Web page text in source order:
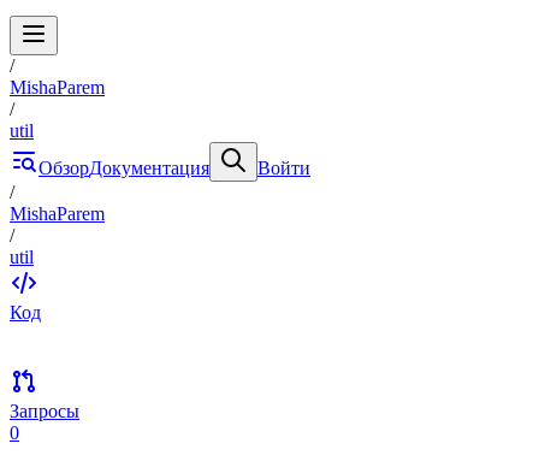
/
MishaParem
/
util
ОбзорДокументация
Войти
/
MishaParem
/
util
Код
Запросы
0